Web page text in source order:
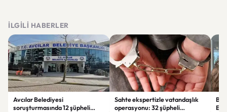
İLGILI HABERLER
Avcılar Belediyesi
soruşturmasında 12 şüpheli
Sahte ekspertizle vatandaşlık
operasyonu: 32 şüpheli
En